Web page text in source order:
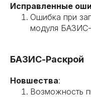
Исправленные
Ошибка при
модуля
БАЗИС-Раскрой
Новшества:
Возможность